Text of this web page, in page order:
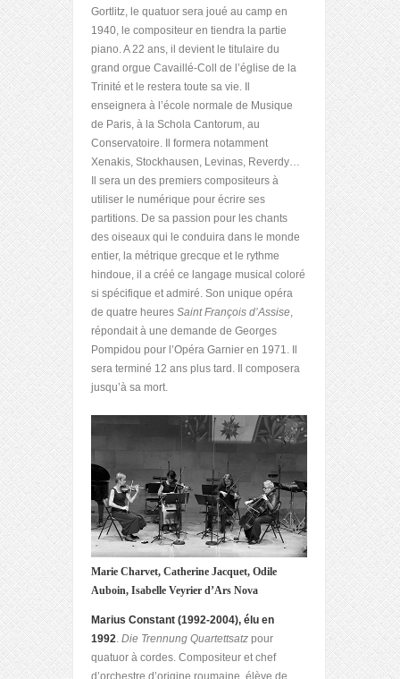
Gortlitz, le quatuor sera joué au camp en
1940, le compositeur en tiendra la partie
piano. A 22 ans, il devient le titulaire du
grand orgue Cavaillé-Coll de l’église de la
Trinité et le restera toute sa vie. Il
enseignera à l’école normale de Musique
de Paris, à la Schola Cantorum, au
Conservatoire. Il formera notamment
Xenakis, Stockhausen, Levinas, Reverdy…
Il sera un des premiers compositeurs à
utiliser le numérique pour écrire ses
partitions. De sa passion pour les chants
des oiseaux qui le conduira dans le monde
entier, la métrique grecque et le rythme
hindoue, il a créé ce langage musical coloré
si spécifique et admiré. Son unique opéra
de quatre heures Saint François d’Assise,
répondait à une demande de Georges
Pompidou pour l’Opéra Garnier en 1971. Il
sera terminé 12 ans plus tard. Il composera
jusqu’à sa mort.
Marie Charvet, Catherine Jacquet, Odile
Auboin, Isabelle Veyrier d’Ars Nova
Marius Constant (1992-2004), élu en
1992. Die Trennung Quartettsatz pour
quatuor à cordes. Compositeur et chef
d’orchestre d’origine roumaine, élève de